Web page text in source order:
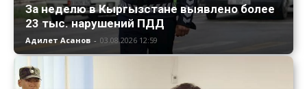
За неделю в Кыргызстане выявлено более
23 тыс. нарушений ПДД
Адилет Асанов - 03.08.2026 12:59